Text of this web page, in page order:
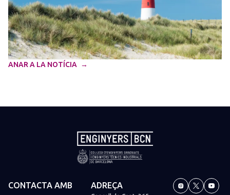
ANAR A LA NOTÍCIA
CONTACTA AMB
ADREÇA